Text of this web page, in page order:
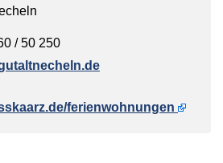
/ 50 250
ferienwohnungen